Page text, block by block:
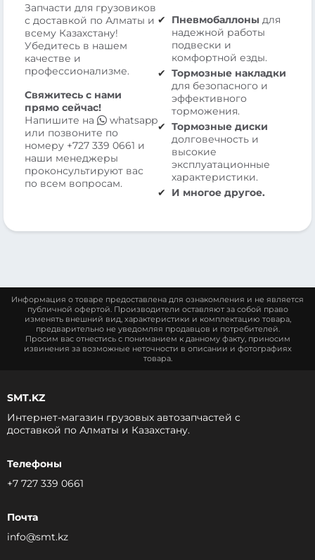
Запчасти для грузовиков
с доставкой по Алматы и
всему Казахстану!
Убедитесь в нашем
качестве и
профессионализме.
Свяжитесь с нами
прямо сейчас!
Напишите на
whatsapp
или позвоните по
номеру +727 339 0661 и
наши менеджеры
проконсультируют вас
по всем вопросам.
Пневмобаллоны для
надежной работы
подвески и
комфортной езды.
Тормозные накладки
для безопасного и
эффективного
торможения.
Тормозные диски
долговечность и
высокие
эксплуатационные
характеристики.
И многое другое.
Информация о товаре предоставлена для ознакомления и не является
публичной офертой. Производители оставляют за собой право
изменять внешний вид, характеристики и комплектацию товара,
предварительно не уведомляя продавцов и потребителей.
Просим вас отнестись с пониманием к данному факту, приносим
извинения за возможные неточности в описании и фотографиях
товара.
SMT.KZ
Интернет-магазин грузовых автозапчастей c
доставкой по Алматы и Казахстану.
Телефоны
+7 727 339 0661
Почта
info@smt.kz